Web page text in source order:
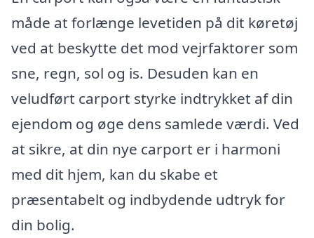
måde at forlænge levetiden på dit køretøj
ved at beskytte det mod vejrfaktorer som
sne, regn, sol og is. Desuden kan en
veludført carport styrke indtrykket af din
ejendom og øge dens samlede værdi. Ved
at sikre, at din nye carport er i harmoni
med dit hjem, kan du skabe et
præsentabelt og indbydende udtryk for
din bolig.